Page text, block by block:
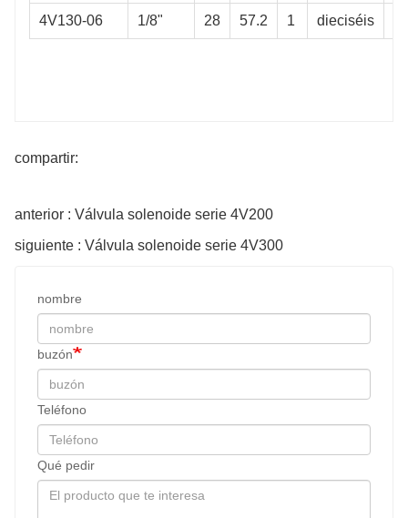
4V130-06 1/8" 28 57.2 1 dieciséis
compartir:
anterior : Válvula solenoide serie 4V200
siguiente : Válvula solenoide serie 4V300
nombre
buzón
Teléfono
Qué pedir